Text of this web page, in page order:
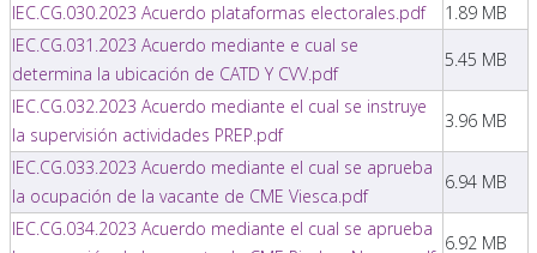
IEC.CG.030.2023 Acuerdo plataformas electorales.pdf
1.89 MB
IEC.CG.031.2023 Acuerdo mediante e cual se
determina la ubicación de CATD Y CVV.pdf
5.45 MB
IEC.CG.032.2023 Acuerdo mediante el cual se instruye
la supervisión actividades PREP.pdf
3.96 MB
IEC.CG.033.2023 Acuerdo mediante el cual se aprueba
la ocupación de la vacante de CME Viesca.pdf
6.94 MB
IEC.CG.034.2023 Acuerdo mediante el cual se aprueba
6.92 MB